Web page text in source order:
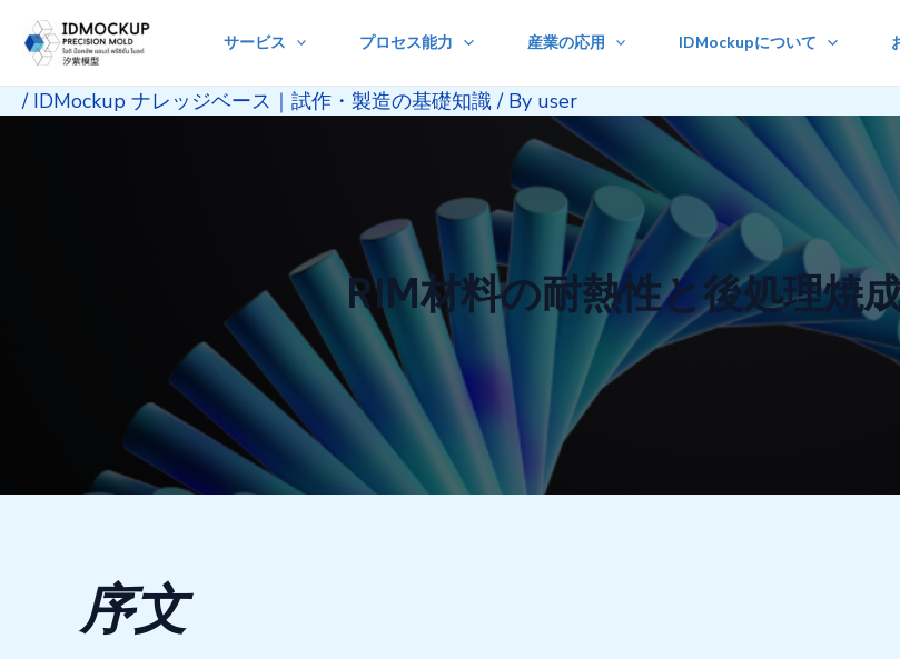
Skip
content
サービス プロセス能力 産業の応用 IDMockupについて
/ IDMockup ナレッジベース｜試作・製造の基礎知識/ By user
RIM材料の耐熱性と後処理焼
序文